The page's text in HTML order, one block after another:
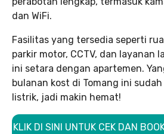
dan WiFi.
Fasilitas yang tersedia seperti
parkir motor, CCTV, dan layanan
ini setara dengan apartemen.
bulanan kost di Tomang ini
listrik, jadi makin hemat!
KLIK DI SINI UNTUK CEK DAN